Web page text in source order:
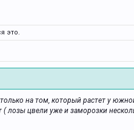
это.
на том, который растет у
лозы цвели уже и заморозки